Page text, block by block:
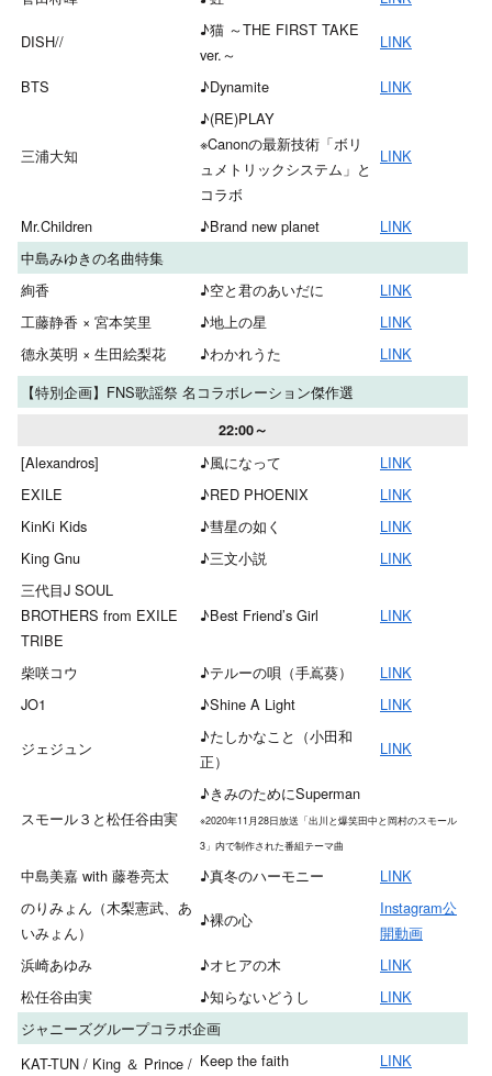
DISH//
♪猫 ～THE FIRST TAKE
ver.～
LINK
BTS ♪Dynamite LINK
三浦大知
♪(RE)PLAY
※Canonの最新技術「ボリ
ュメトリックシステム」と
コラボ
LINK
Mr.Children ♪Brand new planet
LINK
中島みゆきの名曲特集
絢香
♪空と君のあいだに
LINK
工藤静香 × 宮本笑里
♪地上の星
LINK
德永英明 × 生田絵梨花
♪わかれうた
LINK
【特別企画】FNS歌謡祭 名コラボレーション傑作選
22:00～
[Alexandros] ♪風になって
LINK
EXILE
♪RED PHOENIX
LINK
KinKi Kids
♪彗星の如く
LINK
King Gnu
♪三文小説
LINK
三代目J SOUL
BROTHERS from EXILE
TRIBE
♪Best Friend’s Girl LINK
柴咲コウ ♪テルーの唄（手嶌葵）
LINK
JO1
♪Shine A Light LINK
ジェジュン
♪たしかなこと（小田和
正）
LINK
スモール３と松任谷由実
♪きみのためにSuperman
※2020年11月28日放送「出川と爆笑田中と岡村のスモール
3」内で制作された番組テーマ曲
中島美嘉 with 藤巻亮太 ♪真冬のハーモニー
LINK
のりみょん（木梨憲武、あ
いみょん）
♪裸の心
Instagram公
開動画
浜崎あゆみ
♪オヒアの木
LINK
松任谷由実
♪知らないどうし
LINK
ジャニーズグループコラボ企画
KAT-TUN / King ＆ Prince / Keep the faith
LINK